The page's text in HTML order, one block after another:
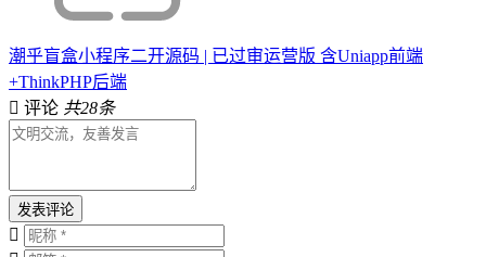
潮乎盲盒小程序二开源码 | 已过审运营版 含Uniapp前端
+ThinkPHP后端
评论 共28条
发表评论